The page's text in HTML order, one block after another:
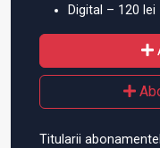
Digital – 120 lei
Titularii